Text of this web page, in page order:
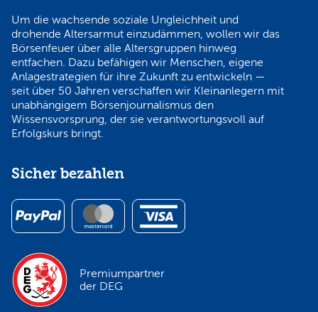
Um die wachsende soziale Ungleichheit und
drohende Altersarmut einzudämmen, wollen wir das
Börsenfeuer über alle Altersgruppen hinweg
entfachen. Dazu befähigen wir Menschen, eigene
Anlagestrategien für ihre Zukunft zu entwickeln —
seit über 50 Jahren verschaffen wir Kleinanlegern mit
unabhängigem Börsenjournalismus den
Wissensvorsprung, der sie verantwortungsvoll auf
Erfolgskurs bringt.
Sicher bezahlen
Premiumpartner
der DEG